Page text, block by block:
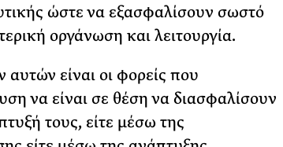
ώστε να εξασφαλίσουν σωστό
οργάνωση και λειτουργία.
είναι οι φορείς που
να είναι σε θέση να διασφαλίσουν
τους, είτε μέσω της